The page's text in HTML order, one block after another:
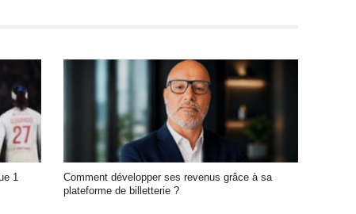
1
Comment développer ses revenus grâce à sa
plateforme de billetterie ?